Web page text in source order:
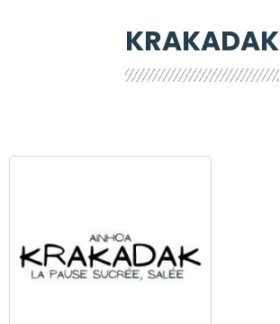
KRAKADAK